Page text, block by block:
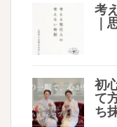
考
｜
初
て
ち